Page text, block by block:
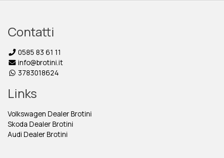
Contatti
0585 83 61 11
info@brotini.it
3783018624
Links
Volkswagen Dealer Brotini
Skoda Dealer Brotini
Audi Dealer Brotini